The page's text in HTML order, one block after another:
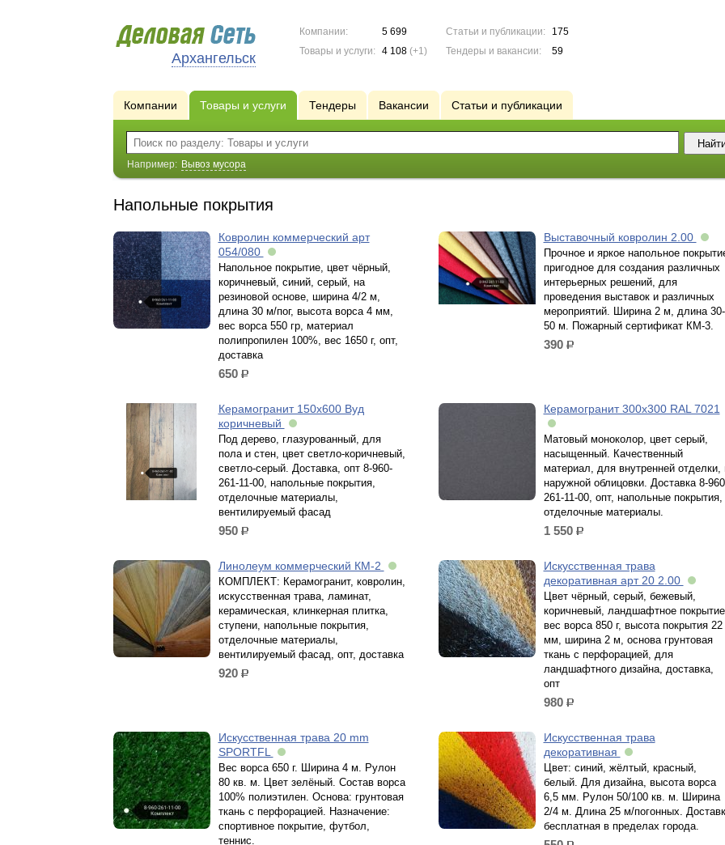
Архангельск
Компании:
5 699
Товары и услуги:
4 108(+1)
Статьи и публикации:
175
Тендеры и вакансии:
59
Компании Товары и услуги Тендеры Вакансии Статьи и публикации
Например: Вывоз мусора
Напольные покрытия
Ковролин коммерческий арт
054/080
Напольное покрытие, цвет чёрный,
коричневый, синий, серый, на
резиновой основе, ширина 4/2 м,
длина 30 м/пог, высота ворса 4 мм,
вес ворса 550 гр, материал
полипропилен 100%, вес 1650 г, опт,
доставка
650 р.
Bыставочный ковролин 2.00
Прочное и яркое напольное
пригодное для создания различных
интерьерных решений, для
проведения выставок и различных
мероприятий. Ширина 2 м, длина 30-
50 м. Пожарный сертификат КМ-3.
390 р.
Керамогранит 150х600 Вуд
коричневый
Под дерево, глазурованный, для
пола и стен, цвет светло-коричневый,
светло-серый. Доставка, опт 8-960-
261-11-00, напольные покрытия,
отделочные материалы,
вентилируемый фасад
950 р.
Керамогранит 300х300 RAL 7021
Матовый моноколор, цвет серый,
насыщенный. Качественный
материал, для внутренней отделки,
наружной облицовки. Доставка 8-
261-11-00, опт, напольные покрытия,
отделочные материалы.
1 550 р.
Линолеум коммерческий КМ-2
КОМПЛЕКТ: Керамогранит, ковролин,
искусственная трава, ламинат,
керамическая, клинкерная плитка,
ступени, напольные покрытия,
отделочные материалы,
вентилируемый фасад, опт, доставка
920 р.
Искусственная трава
декоративная арт 20 2.00
Цвет чёрный, серый, бежевый,
коричневый, ландшафтное
вес ворса 850 г, высота покрытия 22
мм, ширина 2 м, основа грунтовая
ткань с перфорацией, для
ландшафтного дизайна, доставка,
опт
980 р.
Искусственная трава 20 mm
SPORTFL
Вес ворса 650 г. Ширина 4 м. Рулон
80 кв. м. Цвет зелёный. Состав ворса
100% полиэтилен. Основа: грунтовая
ткань с перфорацией. Назначение:
спортивное покрытие, футбол,
теннис.
Искусственная трава
декоративная
Цвет: синий, жёлтый, красный,
белый. Для дизайна, высота ворса
6,5 мм. Рулон 50/100 кв. м. Ширина
2/4 м. Длина 25 м/погонных.
бесплатная в пределах города.